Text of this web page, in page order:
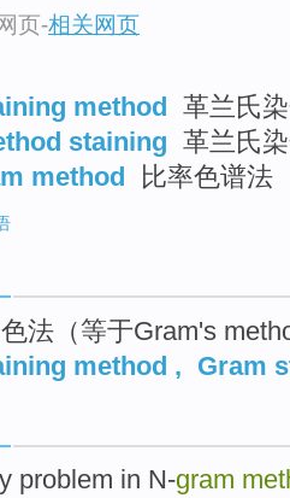
页-相关网页
method 革兰氏
staining 革兰氏
method
比率色谱法
法（等于Gram's
method , Gram
problem in N-gram